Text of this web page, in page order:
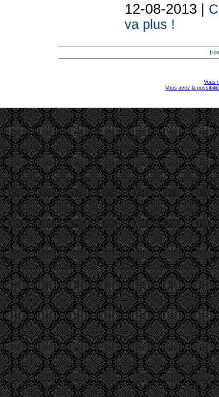
12-08-2013 |
va plus !
Vous
Vous avez la